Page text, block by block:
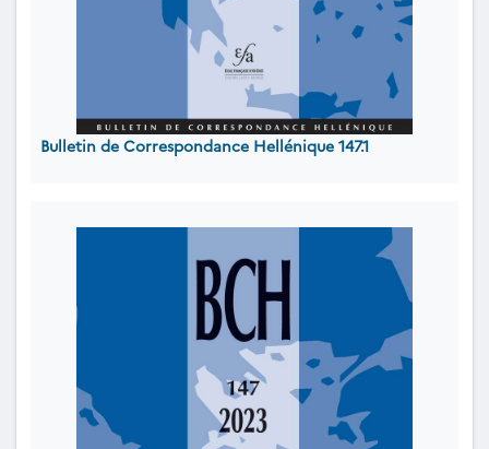
Bulletin de Correspondance Hellénique 147.1